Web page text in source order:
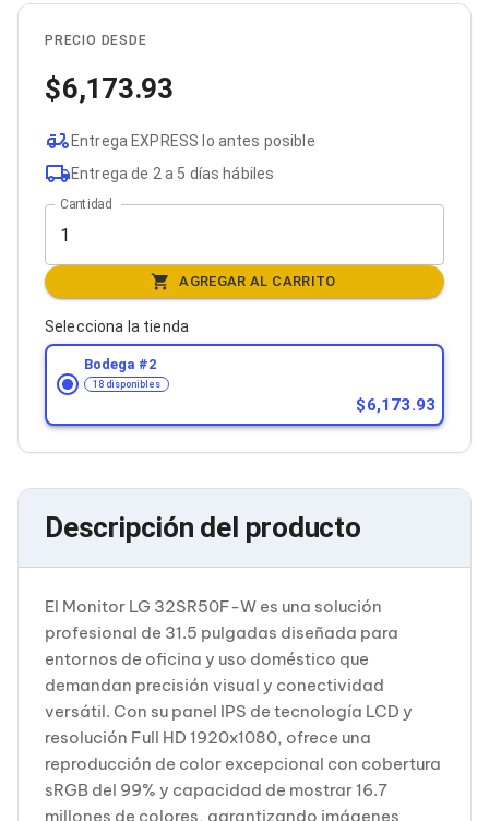
Adaptadores Video VGA / HD15
Repetidores USB
Adaptadores Audio AUX
Adaptadores Audio USB
Mouse
Mousepads
Teclados
Teclados Numéricos
Controles de Juego para PC
Accesorios para Servidores
Racks y Gabinetes
Charolas para Racks y Gabinetes
Cableado Estructurado para Servidores
Cables KVM
Fuentes de Poder
Soportes y Paneles
Sistemas Operativos para Servidores
Soportes de Datos
Ultrium
Discos Duros / SSD / NAS
Discos Duros Externos
Discos Duros para NAS
Discos Duros para Videovigilancia
Discos Duros para Servidores
Accesorios para SSD
Gabinetes para SSD
Almacenamiento MSA
Discos Duros Internos para PC
Discos Duros Internos para Laptop
Monitores
PRECIO DESDE
6,173.93
Entrega EXPRESS lo antes posible
Entrega de 2 a 5 días hábiles
Cantidad
AGREGAR AL CARRITO
Selecciona la tienda
Bodega #2
18 disponibles
6,173.93
Descripción del producto
El Monitor LG 32SR50F-W es una solución
profesional de 31.5 pulgadas diseñada para
entornos de oficina y uso doméstico que
demandan precisión visual y conectividad
versátil. Con su panel IPS de tecnología LCD y
resolución Full HD 1920x1080, ofrece una
reproducción de color excepcional con cobertura
sRGB del 99% y capacidad de mostrar 16.7
millones de colores, garantizando imágenes